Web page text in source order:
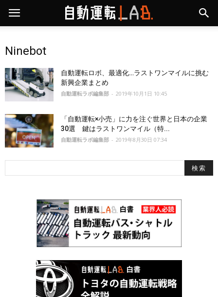
Ninebot
自動運転ロボ、最適化…ラストワンマイルに挑む
新興企業まとめ
自動運転ラボ編集部 - 2019年10月1日 10:45
「自動運転×小売」に力を注ぐ世界と日本の企業
30選 鍵はラストワンマイル（特...
自動運転ラボ編集部 - 2019年8月30日 07:34